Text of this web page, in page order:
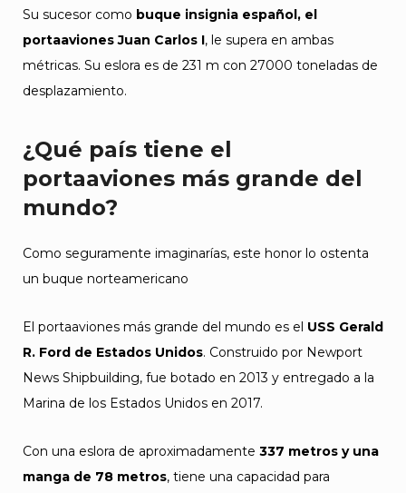
Su sucesor como buque insignia español, el
portaaviones Juan Carlos I, le supera en ambas
métricas. Su eslora es de 231 m con 27000 toneladas de
desplazamiento.
¿Qué país tiene el
portaaviones más grande del
mundo?
Como seguramente imaginarías, este honor lo ostenta
un buque norteamericano
El portaaviones más grande del mundo es el USS Gerald
R. Ford de Estados Unidos. Construido por Newport
News Shipbuilding, fue botado en 2013 y entregado a la
Marina de los Estados Unidos en 2017.
Con una eslora de aproximadamente 337 metros y una
manga de 78 metros, tiene una capacidad para